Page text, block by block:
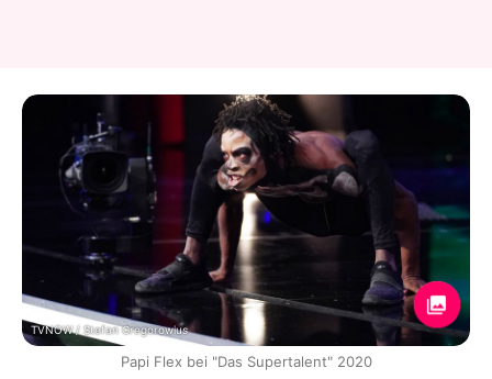
TVNOW / Stefan Gregorowius
Papi Flex bei "Das Supertalent" 2020